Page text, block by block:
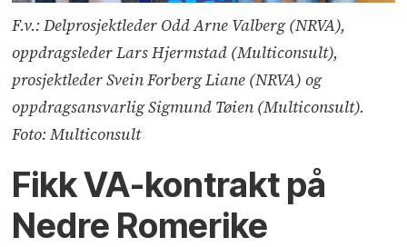
F.v.: Delprosjektleder Odd Arne Valberg (NRVA),
oppdragsleder Lars Hjermstad (Multiconsult),
prosjektleder Svein Forberg Liane (NRVA) og
oppdragsansvarlig Sigmund Tøien (Multiconsult).
Foto: Multiconsult
Fikk VA-kontrakt på
Nedre Romerike